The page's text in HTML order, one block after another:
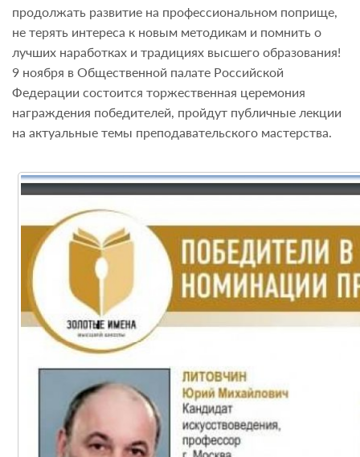
продолжать развитие на профессиональном поприще,
не терять интереса к новым методикам и помнить о
лучших наработках и традициях высшего образования!
9 ноября в Общественной палате Российской
Федерации состоится торжественная церемония
награждения победителей, пройдут публичные лекции
на актуальные темы преподавательского мастерства.